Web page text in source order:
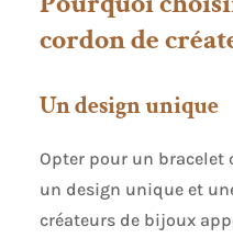
cordon de
Un design unique
Opter pour un bracelet
un design unique et
créateurs de bijoux